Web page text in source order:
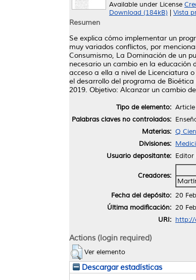
Available under License
Download (184kB)
Vista
Resumen
Se explica cómo implementar un
muy variados conflictos, por
Consumismo, La Dominación de un
necesario un cambio en la educación
acceso a ella a nivel de Licenciatura
el desarrollo del programa de
2019. Objetivo: Alcanzar un cambio
Tipo de elemento: Article
Palabras claves no controlados:
Materias: Q
Divisiones:
Usuario depositante: Editor
Creadores:
Fecha del depósito: 20
Última modificación: 20
URI: http://
Actions (login required)
Ver elemento
Descargar estadísticas